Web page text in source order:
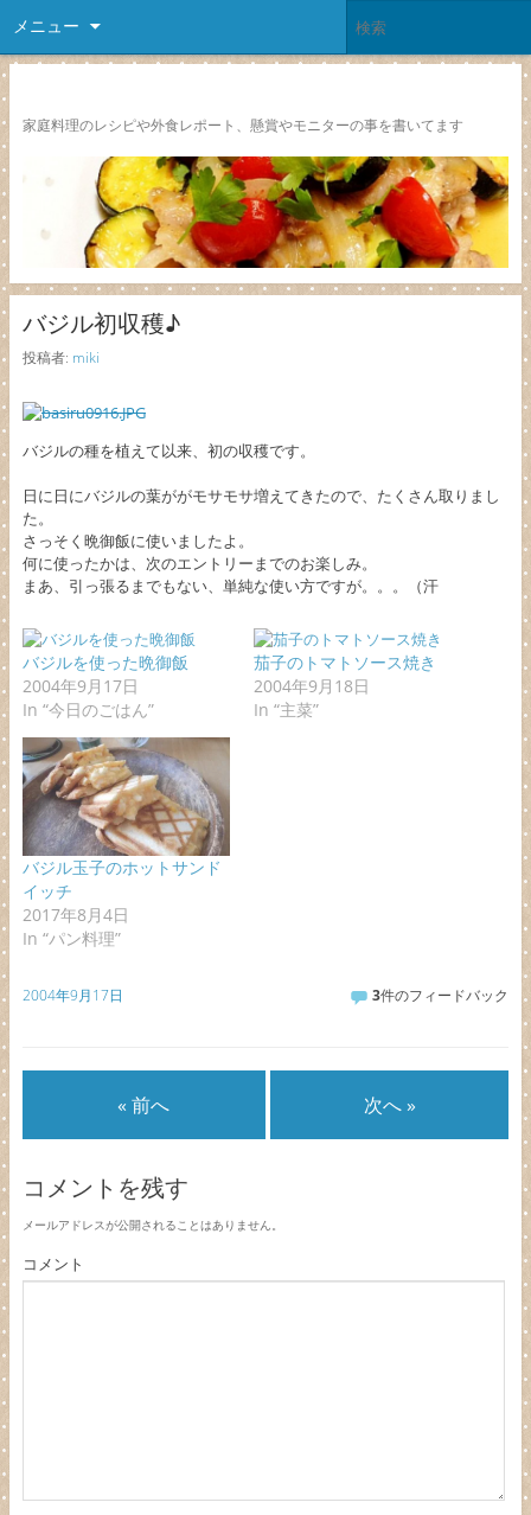
メニュー
家庭料理のレシピや外食レポート、懸賞やモニターの事を書いてます
バジル初収穫♪
投稿者: miki
バジルの種を植えて以来、初の収穫です。
日に日にバジルの葉ががモサモサ増えてきたので、たくさん取りまし
た。
さっそく晩御飯に使いましたよ。
何に使ったかは、次のエントリーまでのお楽しみ。
まあ、引っ張るまでもない、単純な使い方ですが。。。（汗
バジルを使った晩御飯
2004年9月17日
In “今日のごはん”
茄子のトマトソース焼き
2004年9月18日
In “主菜”
バジル玉子のホットサンド
イッチ
2017年8月4日
In “パン料理”
2004年9月17日 3件のフィードバック
« 前へ 次へ »
コメントを残す
メールアドレスが公開されることはありません。
コメント